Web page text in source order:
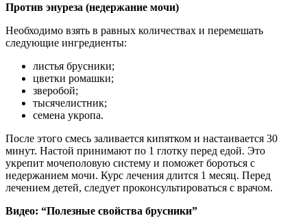
Против энуреза (недержание мочи)
Необходимо взять в равных количествах и перемешать
следующие ингредиенты:
листья брусники;
цветки ромашки;
зверобой;
тысячелистник;
семена укропа.
После этого смесь заливается кипятком и настаивается 30
минут. Настой принимают по 1 глотку перед едой. Это
укрепит мочеполовую систему и поможет бороться с
недержанием мочи. Курс лечения длится 1 месяц. Перед
лечением детей, следует проконсультироваться с врачом.
Видео: “Полезные свойства брусники”